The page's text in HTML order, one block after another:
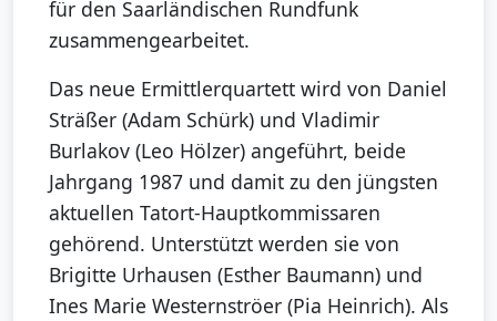
für den Saarländischen Rundfunk
zusammengearbeitet.
Das neue Ermittlerquartett wird von Daniel
Sträßer (Adam Schürk) und Vladimir
Burlakov (Leo Hölzer) angeführt, beide
Jahrgang 1987 und damit zu den jüngsten
aktuellen Tatort-Hauptkommissaren
gehörend. Unterstützt werden sie von
Brigitte Urhausen (Esther Baumann) und
Ines Marie Westernströer (Pia Heinrich). Als